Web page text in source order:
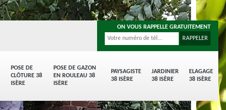
POSE DE
CLÔTURE 38
ISÈRE
POSE DE GAZON
EN ROULEAU 38
ISÈRE
PAYSAGISTE
38 ISÈRE
JARDINIER
38 ISÈRE
ELAGAGE
38 ISÈRE
ON VOUS RAPPELLE GRATUITEMENT